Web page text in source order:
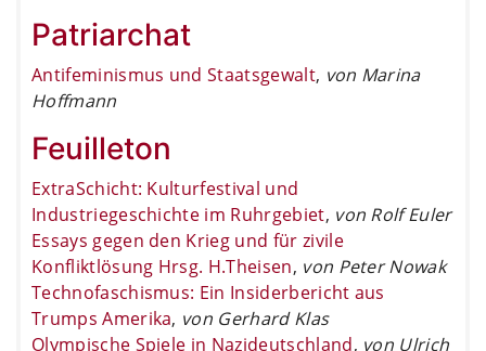
Patriarchat
Antifeminismus und Staatsgewalt, von Marina
Hoffmann
Feuilleton
ExtraSchicht: Kulturfestival und
Industriegeschichte im Ruhrgebiet, von Rolf Euler
Essays gegen den Krieg und für zivile
Konfliktlösung Hrsg. H.Theisen, von Peter Nowak
Technofaschismus: Ein Insiderbericht aus
Trumps Amerika, von Gerhard Klas
Olympische Spiele in Nazideutschland, von Ulrich